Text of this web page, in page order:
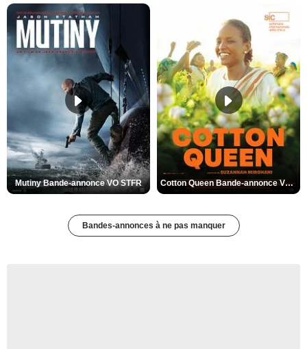
Mutiny Bande-annonce VO STFR Cotton Queen Bande-annonce VO STFR
Bandes-annonces à ne pas manquer